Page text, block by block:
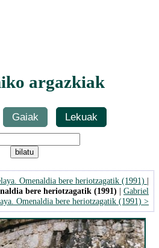
argazkiak
Gaiak Lekuak
Omenaldia bere heriotzagatik (1991) |
bere heriotzagatik (1991) | Gabriel
Omenaldia bere heriotzagatik (1991) >